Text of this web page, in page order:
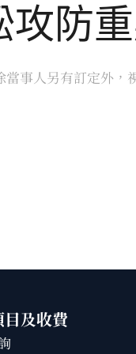
攻防
事人另有訂定外
目及收費